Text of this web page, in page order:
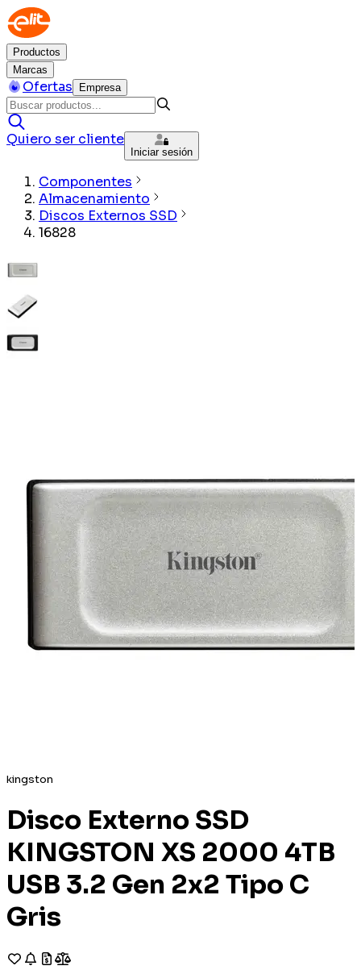
Productos
Marcas
Ofertas Empresa
Quiero ser cliente
Iniciar sesión
Componentes
Almacenamiento
Discos Externos SSD
16828
kingston
Disco Externo SSD
KINGSTON XS 2000 4TB
USB 3.2 Gen 2x2 Tipo C
Gris